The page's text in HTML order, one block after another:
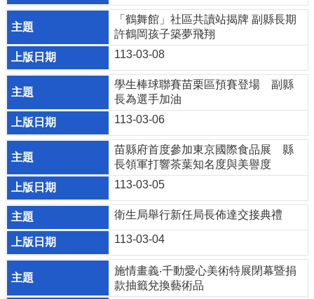
網
站
連
結
政
資
訊
公
開
法
令
規
章
性
別
「鶴舞館」社區共讀站揭牌 副縣長期
許鶴岡孩子築夢飛翔
113-03-08
學生棒球聯賽苗栗區預賽登場 副縣
長為選手加油
113-03-06
苗縣府首度參加東京國際食品展 縣
長領軍打響茶葉知名度與美譽度
113-03-05
衛生局舉行新任局長佈達交接典禮
113-03-04
施情畫義‧千動愛心美術特展閉幕暨捐
款抽籤兌換藝術品